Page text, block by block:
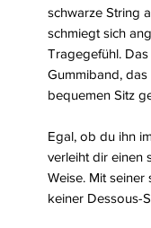
schwarze String
schmiegt sich
Tragegefühl.
Gummiband,
bequemen Sitz
Egal, ob du ihn
verleiht dir einen
Weise. Mit
keiner Dessous-